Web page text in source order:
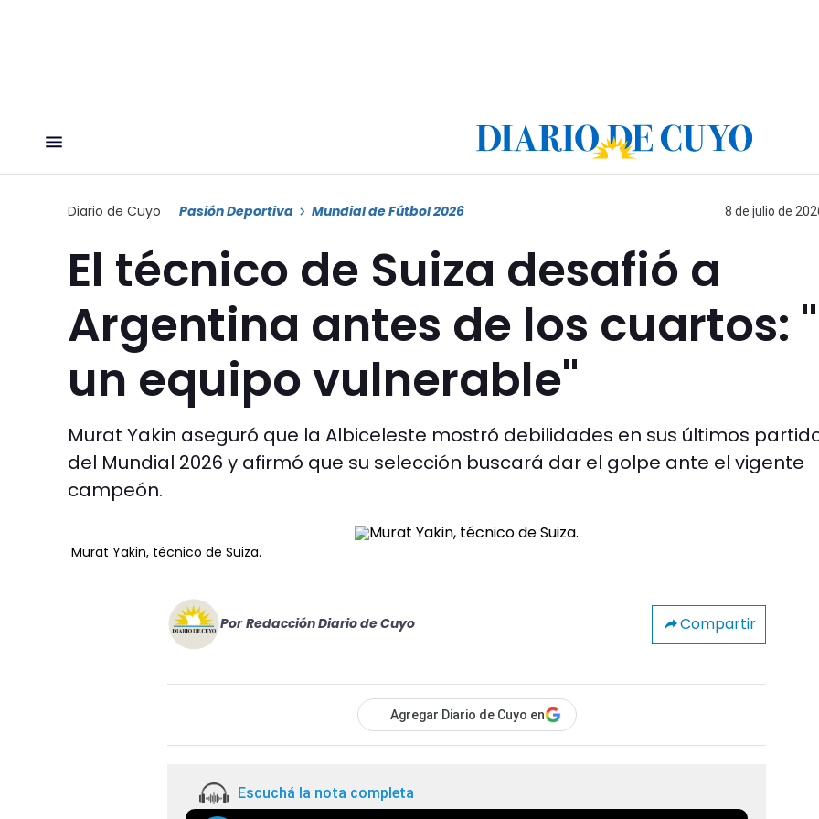
Diario de Cuyo Pasión Deportiva Mundial de Fútbol 2026 8 de julio de
El técnico de Suiza desafió a
Argentina antes de los cuartos:
un equipo vulnerable"
Murat Yakin aseguró que la Albiceleste mostró debilidades en sus últimos
del Mundial 2026 y afirmó que su selección buscará dar el golpe ante el vigente
campeón.
Murat Yakin, técnico de Suiza.
Por Redacción Diario de Cuyo Compartir
Agregar Diario de Cuyo en
Escuchá la nota completa